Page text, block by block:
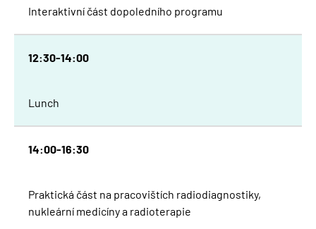
Interaktivní část dopoledního programu
12:30-14:00
Lunch
14:00-16:30
Praktická část na pracovištích radiodiagnostiky,
nukleární medicíny a radioterapie